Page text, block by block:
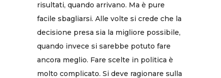
risultati, quando arrivano. Ma è pure
facile sbagliarsi. Alle volte si crede che la
decisione presa sia la migliore possibile,
quando invece si sarebbe potuto fare
ancora meglio. Fare scelte in politica è
molto complicato. Si deve ragionare sulla